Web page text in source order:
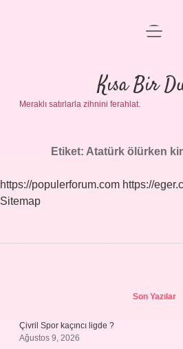
Anasayfa
Gizlilik
Yasal Uyarı
menüyü
Kısa Bir
Meraklı satırlarla zihnini ferahlat.
Etiket: Atatürk ölürken
https://populerforum.com https://
Sitemap
Son Yazılar
Çivril Spor kaçıncı ligde ?
Ağustos 9, 2026